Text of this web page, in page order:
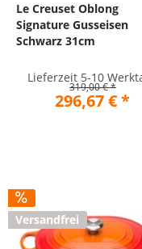
Le Creuset Oblong
Signature Gusseisen
Schwarz 31cm
Lieferzeit 5-10
319,00 € *
296,67 € *
Versandfrei